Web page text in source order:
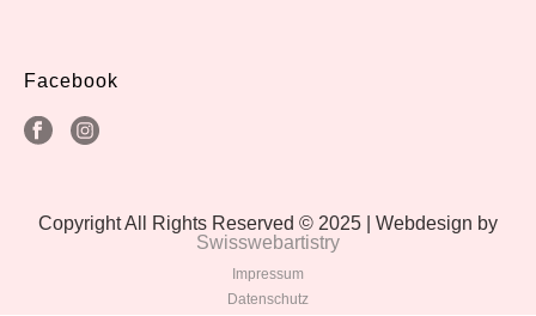
Facebook
Copyright All Rights Reserved © 2025 | Webdesign by
Swisswebartistry
Impressum
Datenschutz